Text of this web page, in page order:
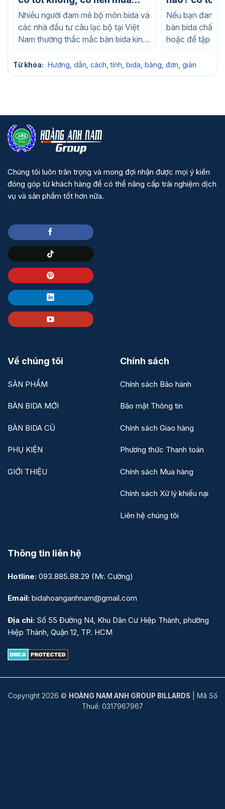
không?
Nhiều người đam mê bộ môn bida và
các nhà đầu tư câu lạc bộ tại Việt
Nam thường thắc mắc bàn bida king
mua không?
Nếu bạn đang
bàn bida chất
hoặc để tập
Từ khóa: Hướng, dẫn, cách,tính, bida, băng, đơn, giản
Chúng tôi luôn trân trọng và mong đợi nhận được mọi ý kiến
đóng góp từ khách hàng để có thể nâng cấp trải nghiệm dịch
vụ và sản phẩm tốt hơn nữa.
Về chúng tôi
SẢN PHẨM
BÀN BIDA MỚI
BÀN BIDA CŨ
PHỤ KIỆN
GIỚI THIỆU
Chính sách
Chính sách Bảo hành
Bảo mật Thông tin
Chính sách Giao hàng
Phương thức Thanh toán
Chính sách Mua hàng
Chính sách Xử lý khiếu nại
Liên hệ chúng tôi
Thông tin liên hệ
Hotline: 093.885.88.29 (Mr. Cường)
Email: bidahoanganhnam@gmail.com
Địa chỉ: Số 55 Đường N4, Khu Dân Cư Hiệp Thành, phường
Hiệp Thành, Quận 12, TP. HCM
Copyright 2026 © HOÀNG NAM ANH GROUP BILLARDS | Mã Số
Thuế: 0317967967